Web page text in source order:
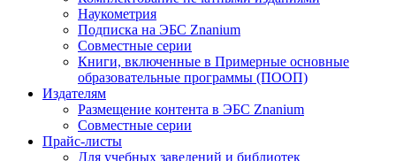
Наукометрия
Подписка на ЭБС Znanium
Совместные серии
Книги, включенные в Примерные основные
образовательные программы (ПООП)
Издателям
Размещение контента в ЭБС Znanium
Совместные серии
Прайс-листы
Для учебных заведений и библиотек